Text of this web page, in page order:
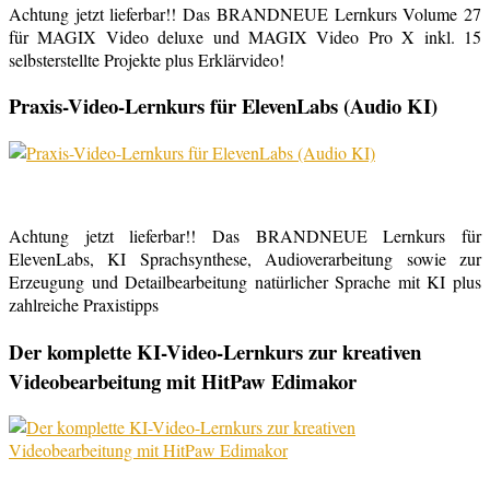
Achtung jetzt lieferbar!! Das BRANDNEUE Lernkurs Volume 27
für MAGIX Video deluxe und MAGIX Video Pro X inkl. 15
selbsterstellte Projekte plus Erklärvideo!
Praxis-Video-Lernkurs für ElevenLabs (Audio KI)
Achtung jetzt lieferbar!! Das BRANDNEUE Lernkurs für
ElevenLabs, KI Sprachsynthese, Audioverarbeitung sowie zur
Erzeugung und Detailbearbeitung natürlicher Sprache mit KI plus
zahlreiche Praxistipps
Der komplette KI-Video-Lernkurs zur kreativen
Videobearbeitung mit HitPaw Edimakor